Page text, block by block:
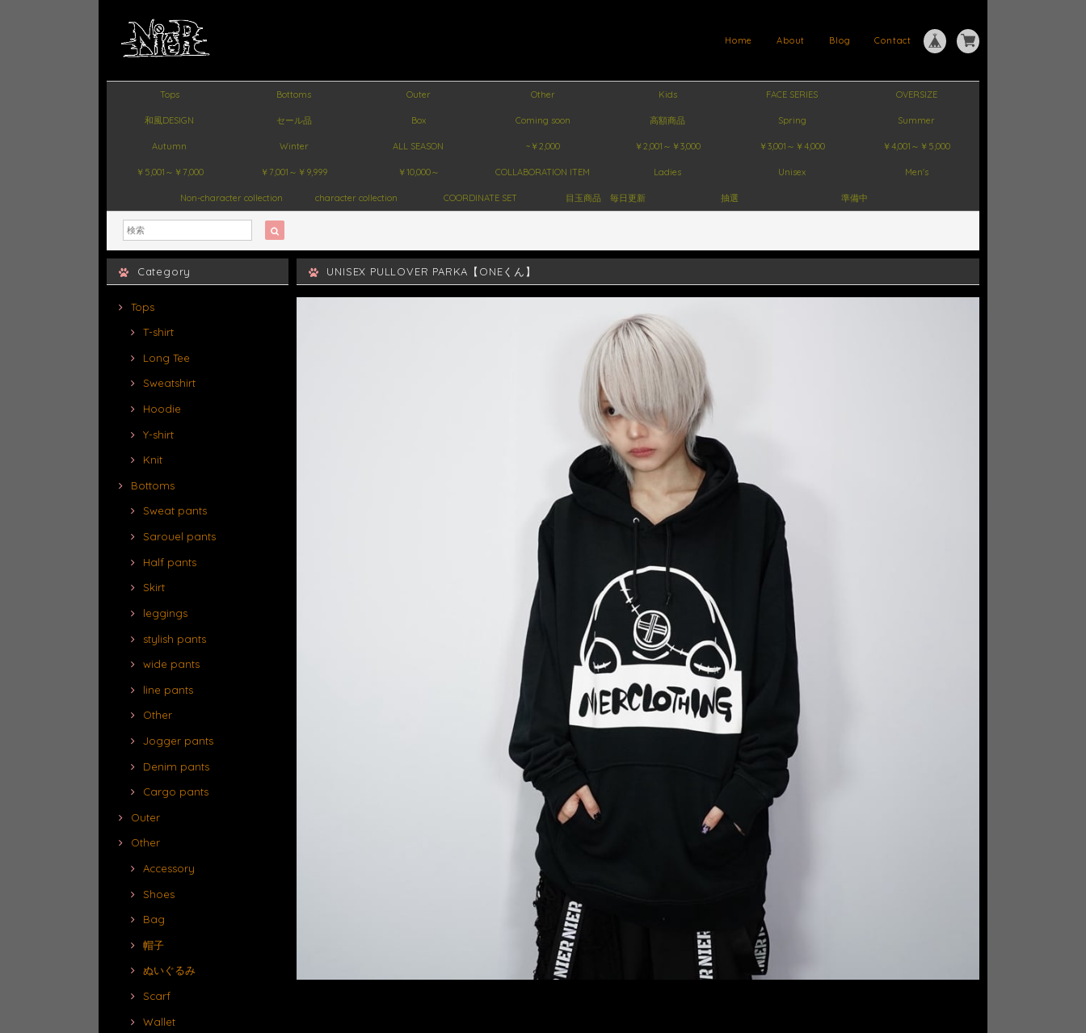
Contact
Blog
About
Home
Tops Bottoms Outer Other Kids FACE SERIES OVERSIZE
和風DESIGN セール品 Box Coming soon 高額商品 Spring Summer
Autumn Winter ALL SEASON ~￥2,000 ￥2,001～￥3,000 ￥3,001～￥4,000 ￥4,001～￥5,000
￥5,001～￥7,000 ￥7,001～￥9,999 ￥10,000～ COLLABORATION ITEM Ladies Unisex Men's
Non-character collection character collection COORDINATE SET 目玉商品 毎日更新 抽選 準備中
Category
Tops
T-shirt
Long Tee
Sweatshirt
Hoodie
Y-shirt
Knit
Bottoms
Sweat pants
Sarouel pants
Half pants
Skirt
leggings
stylish pants
wide pants
line pants
Other
Jogger pants
Denim pants
Cargo pants
Outer
Other
Accessory
Shoes
Bag
帽子
ぬいぐるみ
Scarf
Wallet
UNISEX PULLOVER PARKA【ONEくん】